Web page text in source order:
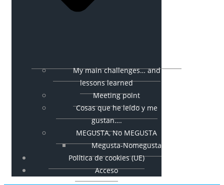
My main challenges… and
lessons learned
Meeting point
Cosas que he leído y me
gustan….
MEGUSTA, No MEGUSTA
Megusta-Nomegusta
Política de cookies (UE)
Acceso